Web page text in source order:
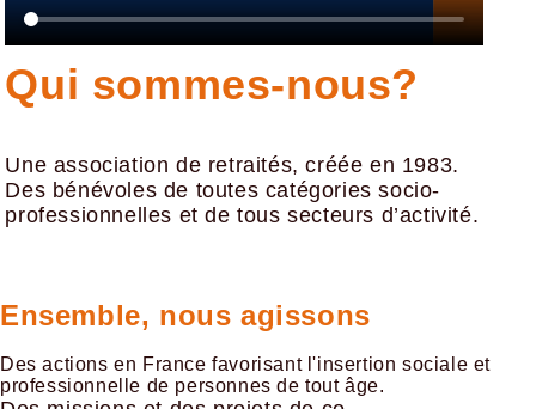
Qui sommes-nous?
Une association de retraités, créée en 1983.
Des bénévoles de toutes catégories socio-
professionnelles et de tous secteurs d’activité.
Ensemble, nous agissons
Des actions en France favorisant l'insertion sociale et
professionnelle de personnes de tout âge.